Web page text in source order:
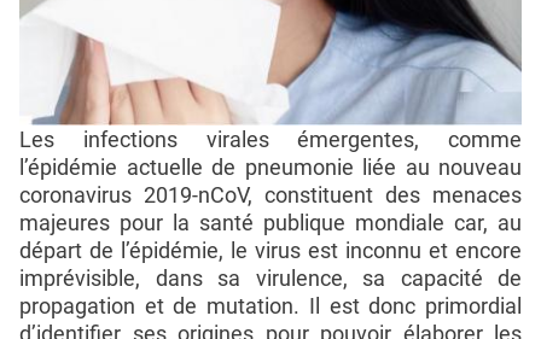
Les infections virales émergentes, comme
l’épidémie actuelle de pneumonie liée au nouveau
coronavirus 2019-nCoV, constituent des menaces
majeures pour la santé publique mondiale car, au
départ de l’épidémie, le virus est inconnu et encore
imprévisible, dans sa virulence, sa capacité de
propagation et de mutation. Il est donc primordial